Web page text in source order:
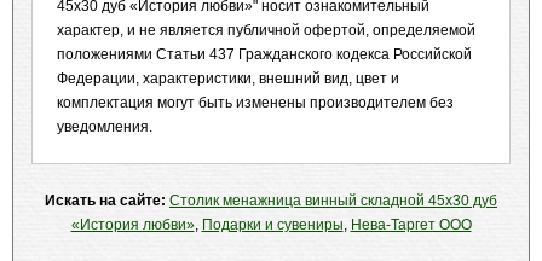
45х30 дуб «История любви»" носит ознакомительный
характер, и не является публичной офертой, определяемой
положениями Статьи 437 Гражданского кодекса Российской
Федерации, характеристики, внешний вид, цвет и
комплектация могут быть изменены производителем без
уведомления.
Искать на сайте: Столик менажница винный складной 45х30 дуб
«История любви», Подарки и сувениры, Нева-Таргет ООО